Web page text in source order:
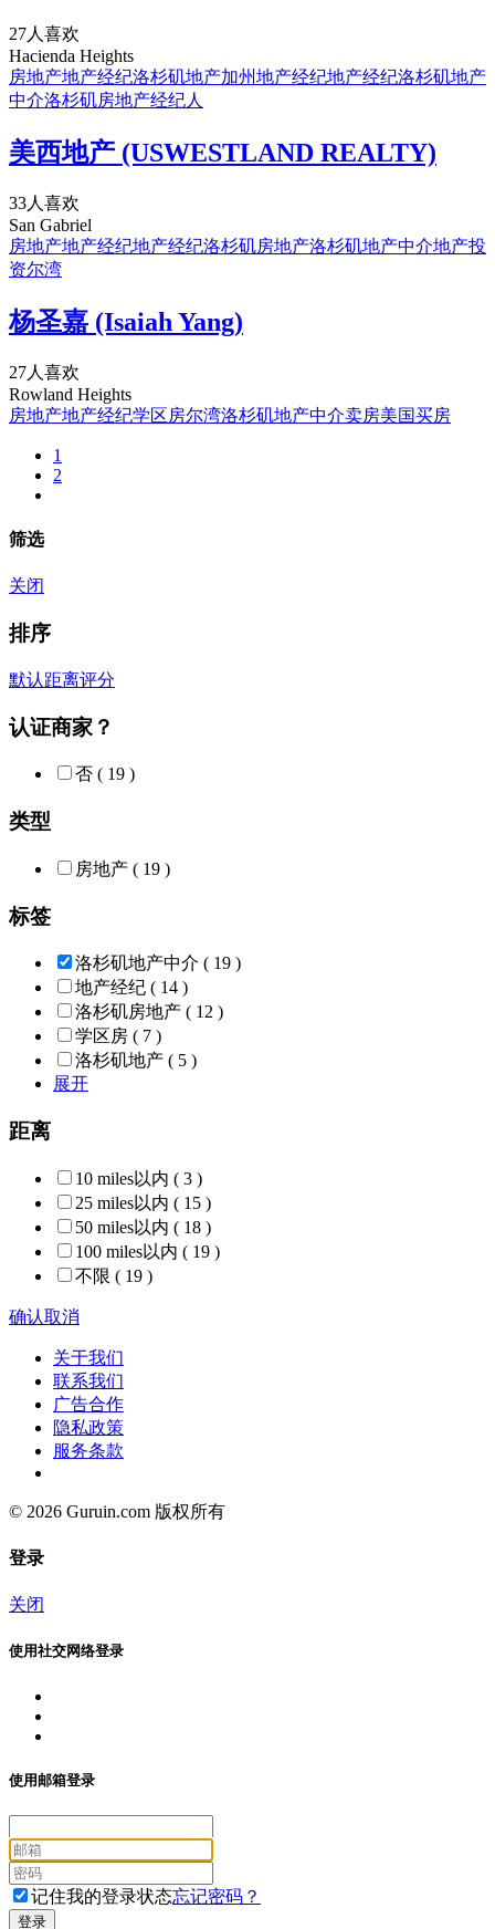
27人喜欢
Hacienda Heights
房地产地产经纪洛杉矶地产加州地产经纪地产经纪洛杉矶地产
中介洛杉矶房地产经纪人
美西地产 (USWESTLAND REALTY)
33人喜欢
San Gabriel
房地产地产经纪地产经纪洛杉矶房地产洛杉矶地产中介地产投
资尔湾
杨圣嘉 (Isaiah Yang)
27人喜欢
Rowland Heights
房地产地产经纪学区房尔湾洛杉矶地产中介卖房美国买房
1
2
筛选
关闭
排序
默认距离评分
认证商家？
否 ( 19 )
类型
房地产 ( 19 )
标签
洛杉矶地产中介 ( 19 )
地产经纪 ( 14 )
洛杉矶房地产 ( 12 )
学区房 ( 7 )
洛杉矶地产 ( 5 )
展开
距离
10 miles以内 ( 3 )
25 miles以内 ( 15 )
50 miles以内 ( 18 )
100 miles以内 ( 19 )
不限 ( 19 )
确认取消
关于我们
联系我们
广告合作
隐私政策
服务条款
© 2026 Guruin.com 版权所有
登录
关闭
使用社交网络登录
使用邮箱登录
记住我的登录状态忘记密码？